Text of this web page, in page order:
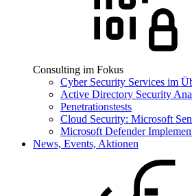
Consulting im Fokus
Cyber Security Services im
Active Directory Security
Penetrationstests
Cloud Security: Microsoft
Microsoft Defender
News, Events, Aktionen